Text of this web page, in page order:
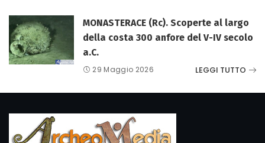
MONASTERACE (Rc). Scoperte al largo
della costa 300 anfore del V-IV secolo
a.C.
29 Maggio 2026 LEGGI TUTTO